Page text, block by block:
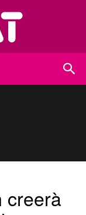
creerà